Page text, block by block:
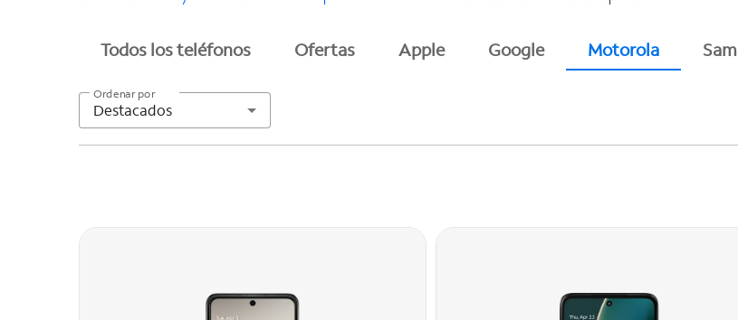
Todos los teléfonos Ofertas Apple Google Motorola
Ordenar por
Destacados